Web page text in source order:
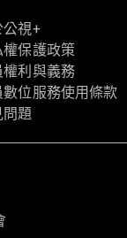
公視+
權保護政策
權利與義務
數位服務使用條款
問題